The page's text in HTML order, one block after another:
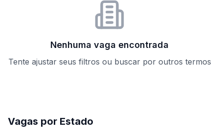
Nenhuma vaga encontrada
Tente ajustar seus filtros ou buscar por outros termos
Vagas por Estado